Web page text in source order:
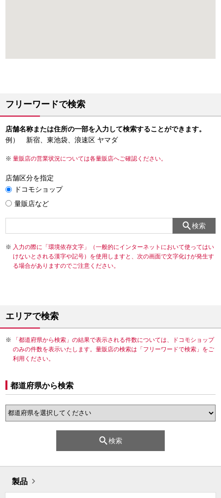
フリーワードで検索
店舗名称または住所の一部を入力して検索することができます。
例） 新宿、東池袋、浪速区 ヤマダ
量販店の営業状況については各量販店へご確認ください。
店舗区分を指定
ドコモショップ
量販店など
検索
入力の際に「環境依存文字」（一般的にインターネットにおいて使ってはい
けないとされる漢字や記号）を使用しますと、次の画面で文字化けが発生す
る場合がありますのでご注意ください。
エリアで検索
「都道府県から検索」の結果で表示される件数については、ドコモショップ
のみの件数を表示いたします。量販店の検索は「フリーワードで検索」をご
利用ください。
都道府県から検索
検索
製品